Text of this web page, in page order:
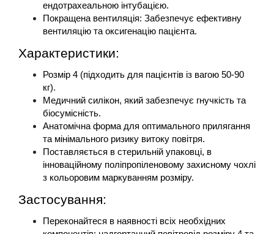
ендотрахеальною інтубацією.
Покращена вентиляція: Забезпечує ефективну
вентиляцію та оксигенацію пацієнта.
Характеристики:
Розмір 4 (підходить для пацієнтів із вагою 50-90
кг).
Медичний силікон, який забезпечує гнучкість та
біосумісність.
Анатомічна форма для оптимального прилягання
та мінімального ризику витоку повітря.
Поставляється в стерильній упаковці, в
інноваційному поліпропіленовому захисному чохлі
з кольоровим маркуванням розміру.
Застосування:
Переконайтеся в наявності всіх необхідних